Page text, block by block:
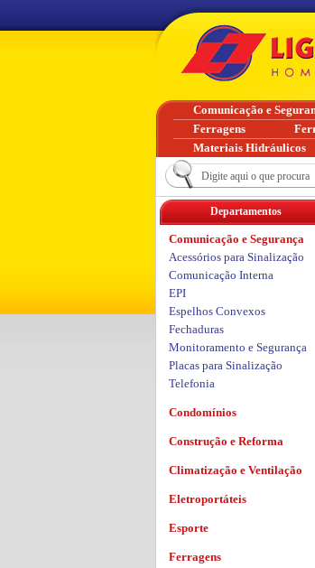
Departamentos
Comunicação e Segurança
Acessórios para Sinalização
Comunicação Interna
EPI
Espelhos Convexos
Fechaduras
Monitoramento e Segurança
Placas para Sinalização
Telefonia
Condomínios
Construção e Reforma
Climatização e Ventilação
Eletroportáteis
Esporte
Ferragens
Comunicação e
Ferragens
Materiais Hidráulicos